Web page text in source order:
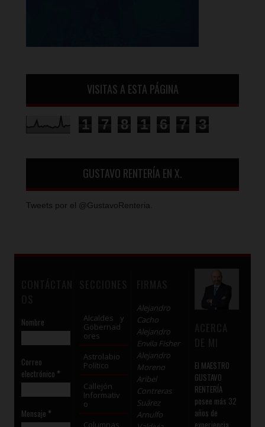
VISITAS A ESTA PÁGINA
1 7 8 1 6 7 3
GUSTAVO RENTERÍA EN X.
Tweets por el @GustavoRenteria.
Nombre
Correo
electrónico *
Mensaje *
Alcaldes y
Gobernad
ores
Astrolabio
Político
Callejón
Informativ
o
Columnas
Alejandro
Cacho
Alejandro
Envila Fisher
Alejandro
Moreno
Aribel
Contreras
Suárez
Arnulfo
El MAESTRO
GUSTAVO
RENTERÍA
posee más 32
años de